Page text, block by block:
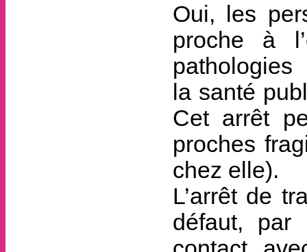
Oui, les
proche à
la santé
Cet arrêt
proches
chez elle).
L’arrêt de
défaut, par